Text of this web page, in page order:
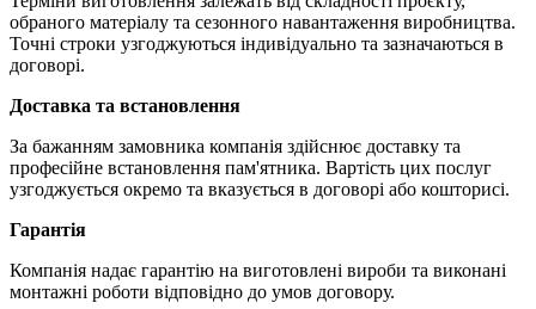
обраного матеріалу та сезонного навантаження виробництва.
Точні строки узгоджуються індивідуально та зазначаються в
договорі.
Доставка та встановлення
За бажанням замовника компанія здійснює доставку та
професійне встановлення пам'ятника. Вартість цих послуг
узгоджується окремо та вказується в договорі або кошторисі.
Гарантія
Компанія надає гарантію на виготовлені вироби та виконані
монтажні роботи відповідно до умов договору.